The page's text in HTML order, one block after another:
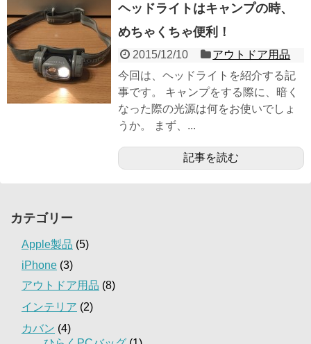
ヘッドライトはキャンプの時、
めちゃくちゃ便利！
2015/12/10
アウトドア用品
今回は、ヘッドライトを紹介する記
事です。 キャンプをする際に、暗く
なった際の光源は何をお使いでしょ
うか。 まず、...
記事を読む
カテゴリー
Apple製品 (5)
iPhone (3)
アウトドア用品 (8)
インテリア (2)
カバン (4)